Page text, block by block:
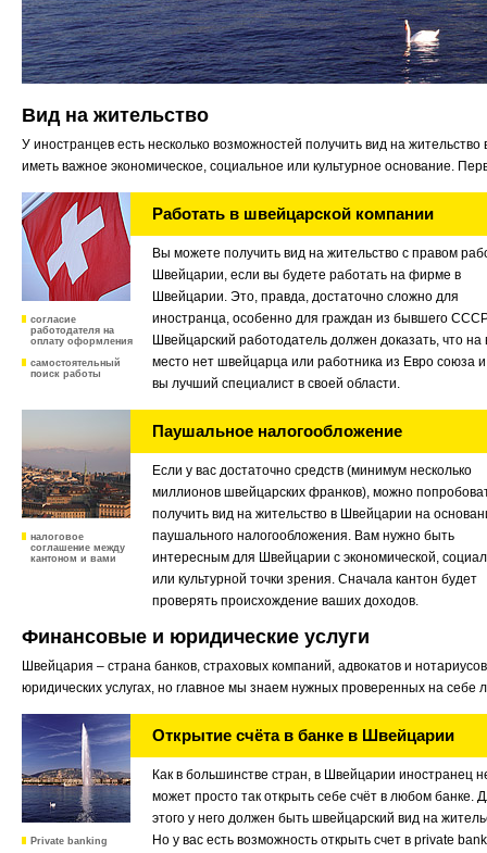
Вид на жительство
У иностранцев есть несколько возможностей получить вид на
иметь важное экономическое, социальное или культурное основание.
Работать в швейцарской компании
согласие
работодателя на
оплату оформления
самостоятельный
поиск работы
Вы можете получить вид на жительство с правом
Швейцарии, если вы будете работать на фирме в
Швейцарии. Это, правда, достаточно сложно для
иностранца, особенно для граждан из бывшего
Швейцарский работодатель должен доказать, что
место нет швейцарца или работника из Евро союза и
вы лучший специалист в своей области.
Паушальное налогообложение
налоговое
соглашение между
кантоном и вами
Если у вас достаточно средств (минимум несколько
миллионов швейцарских франков), можно
получить вид на жительство в Швейцарии на
паушального налогообложения. Вам нужно быть
интересным для Швейцарии с экономической,
или культурной точки зрения. Сначала кантон будет
проверять происхождение ваших доходов.
Финансовые и юридические услуги
Швейцария – страна банков, страховых компаний, адвокатов и
юридических услугах, но главное мы знаем нужных проверенных на
Открытие счёта в банке в Швейцарии
Private banking
Как в большинстве стран, в Швейцарии иностранец
может просто так открыть себе счёт в любом банке.
этого у него должен быть швейцарский вид на
Но у вас есть возможность открыть счет в private